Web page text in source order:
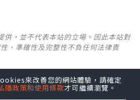
供，並不代表本站的立場。因此本站對
、準確性及完整性不負任何法律責
l登記《社群創作有價企劃》
來改善您的網站體驗，請確定
隱政策和使用條款才可繼續瀏覽。